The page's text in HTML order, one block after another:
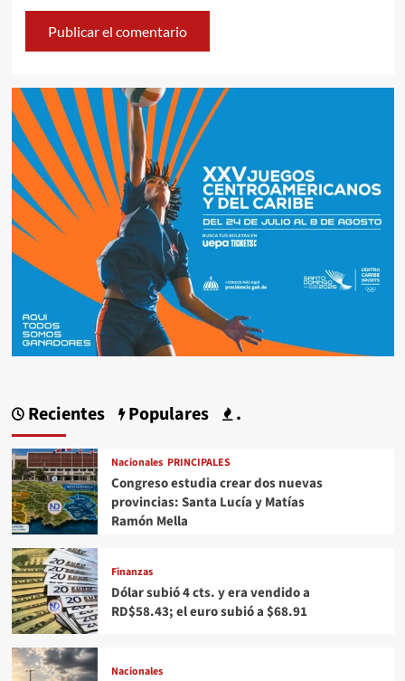
Recientes Populares .
Nacionales PRINCIPALES
Congreso estudia crear dos nuevas
provincias: Santa Lucía y Matías
Ramón Mella
Finanzas
Dólar subió 4 cts. y era vendido a
RD$58.43; el euro subió a $68.91
Nacionales